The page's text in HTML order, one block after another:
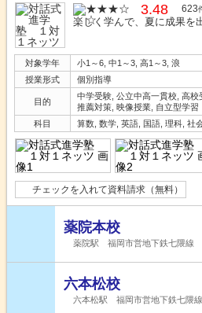
3.48 623
楽しく学んで、夏に成果を
対象学年
小1～6, 中1～3, 高1～3, 浪
授業形式
個別指導
目的
中学受験, 公立中高一貫校, 高
推薦対策, 映像授業, 自立型学習
科目
算数, 数学, 英語, 国語, 理科, 社
チェックを入れて資料請求（無料）
薬院本校
薬院駅 福岡市営地下鉄七隈線
六本松校
六本松駅 福岡市営地下鉄七隈線